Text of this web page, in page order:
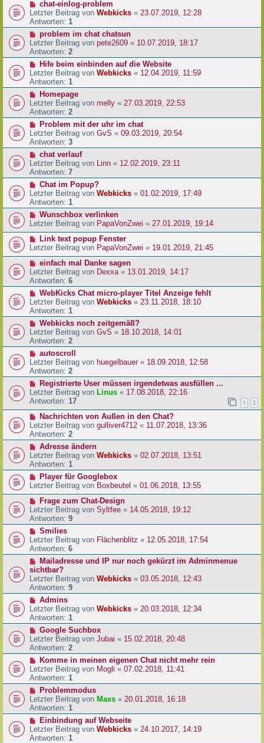
chat-einlog-problem
Letzter Beitrag von Webkicks « 23.07.2019, 12:28
Antworten: 1
problem im chat chatsun
Letzter Beitrag von pete2609 « 10.07.2019, 18:17
Antworten: 2
Hife beim einbinden auf die Website
Letzter Beitrag von Webkicks « 12.04.2019, 11:59
Antworten: 1
Homepage
Letzter Beitrag von melly « 27.03.2019, 22:53
Antworten: 2
Problem mit der uhr im chat
Letzter Beitrag von GvS « 09.03.2019, 20:54
Antworten: 3
chat verlauf
Letzter Beitrag von
Linn « 12.02.2019, 23:11
Antworten: 7
Chat im Popup?
Letzter Beitrag von Webkicks « 01.02.2019, 17:49
Antworten: 1
Wunschbox verlinken
Letzter Beitrag von PapaVonZwei « 27.01.2019, 19:14
Link text popup Fenster
Letzter Beitrag von PapaVonZwei « 19.01.2019, 21:45
einfach mal Danke sagen
Letzter Beitrag von Dexxa « 13.01.2019, 14:17
Antworten: 6
WebKicks Chat micro-player Titel Anzeige fehlt
Letzter Beitrag von Webkicks « 23.11.2018, 18:10
Antworten: 1
Webkicks noch zeitgemäß?
Letzter Beitrag von GvS « 18.10.2018, 14:01
Antworten: 2
autoscroll
Letzter Beitrag von huegelbauer« 18.09.2018, 12:58
Antworten: 2
Registrierte User müssen irgendetwas ausfüllen ...
Letzter Beitrag von Linus « 17.08.2018, 22:16
Antworten: 17 1 2
Nachrichten von Außen in den Chat?
Letzter Beitrag von gulliver4712 « 11.07.2018, 13:36
Antworten: 2
Adresse ändern
Letzter Beitrag von Webkicks « 02.07.2018, 13:51
Antworten: 1
Player für Googlebox
Letzter Beitrag von Boxbeutel « 01.06.2018, 13:55
Frage zum Chat-Design
Letzter Beitrag von Syltfee « 14.05.2018, 19:12
Antworten: 9
Smilies
Letzter Beitrag von Flächenblitz « 12.05.2018, 17:54
Antworten: 6
Mailadresse und IP nur noch gekürzt im Adminmenue
sichtbar?
Letzter Beitrag von Webkicks « 03.05.2018, 12:43
Antworten: 9
Admins
Letzter Beitrag von Webkicks « 20.03.2018, 12:34
Antworten: 1
Google Suchbox
Letzter Beitrag von Jubai « 15.02.2018, 20:48
Antworten: 2
Komme in meinen eigenen Chat nicht mehr rein
Letzter Beitrag von Mogli « 07.02.2018, 11:41
Antworten: 1
Problemmodus
Letzter Beitrag von Maxs « 20.01.2018, 16:18
Antworten: 1
Einbindung auf Webseite
Letzter Beitrag von Webkicks « 24.10.2017, 14:19
Antworten: 1